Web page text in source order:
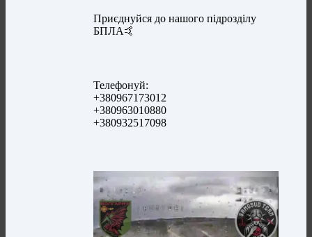
Приєднуйся до нашого підрозділу
БПЛА🤙
Телефонуй:
+380967173012
+380963010880
+380932517098